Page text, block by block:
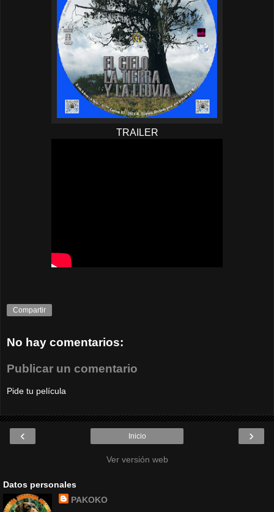
TRAILER
Compartir
No hay comentarios:
Publicar un comentario
Pide tu película
‹ ›
Inicio
Ver versión web
Datos personales
PAKOKO